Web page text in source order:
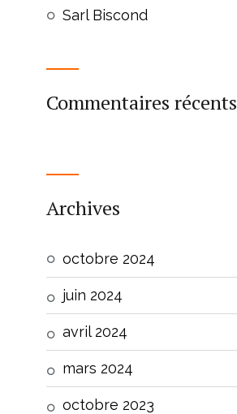
Sarl Biscond
Commentaires récents
Archives
octobre 2024
juin 2024
avril 2024
mars 2024
octobre 2023